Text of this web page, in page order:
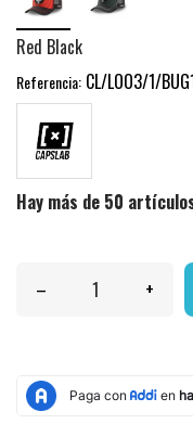
Red Black
Referencia: CL/LOO3/1/
Hay más de 50
– +